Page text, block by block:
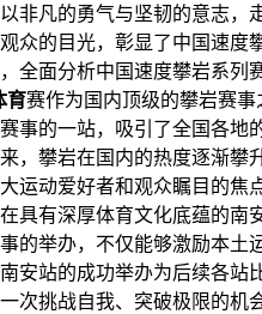
非凡的勇气与坚韧的意志
众的目光，彰显了中国速
全面分析中国速度攀岩系列
育赛作为国内顶级的攀岩赛
事的一站，吸引了全国各
，攀岩在国内的热度逐渐
运动爱好者和观众瞩目的焦点
具有深厚体育文化底蕴的
的举办，不仅能够激励本
安站的成功举办为后续各站
次挑战自我、突破极限的